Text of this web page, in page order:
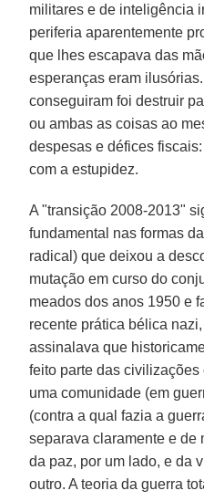
militares e de inteligência
periferia aparentemente
que lhes escapava das
esperanças eram
conseguiram foi destruir
ou ambas as coisas ao
despesas e défices
com a estupidez.
A "transição 2008-2013"
fundamental nas formas
radical) que deixou a
mutação em curso do
meados dos anos 1950 e
recente prática bélica
assinalava que
feito parte das
uma comunidade (em
(contra a qual fazia a
separava claramente e de
da paz, por um lado, e da
outro. A teoria da guerra